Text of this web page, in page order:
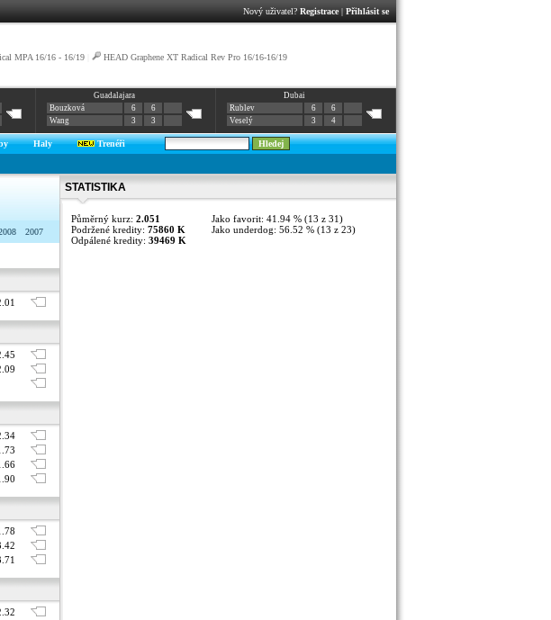
Nový uživatel? Registrace| Přihlásit se
MPA 16/16 - 16/19 HEAD Graphene XT Radical Rev Pro 16/16-16/19
Guadalajara
Bouzková
6
6
Wang
3 3
Dubai
Rublev
6
6
Veselý
3 4
Haly
Trenéři
2007
STATISTIKA
Půměrný kurz: 2.051
Podržené kredity: 75860 K
Odpálené kredity: 39469 K
Jako favorit: 41.94 % (13 z 31)
Jako underdog: 56.52 % (13 z 23)